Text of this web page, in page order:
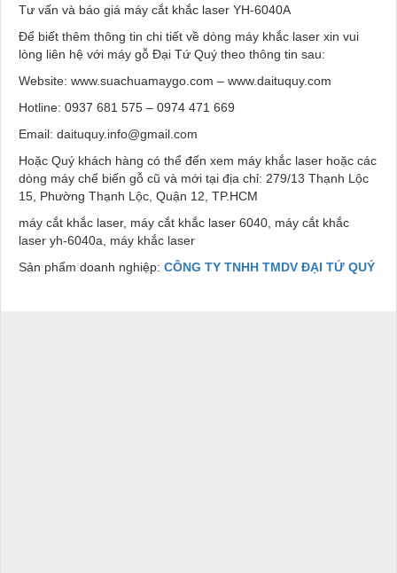
Tư vấn và báo giá máy cắt khắc laser YH-6040A
Để biết thêm thông tin chi tiết về dòng máy khắc laser xin vui
lòng liên hệ với máy gỗ Đại Tứ Quý theo thông tin sau:
Website: www.suachuamaygo.com – www.daituquy.com
Hotline: 0937 681 575 – 0974 471 669
Email: daituquy.info@gmail.com
Hoặc Quý khách hàng có thể đến xem máy khắc laser hoặc các
dòng máy chế biến gỗ cũ và mới tại địa chỉ: 279/13 Thạnh Lộc
15, Phường Thạnh Lộc, Quận 12, TP.HCM
máy cắt khắc laser, máy cắt khắc laser 6040, máy cắt khắc
laser yh-6040a, máy khắc laser
Sản phẩm doanh nghiệp: CÔNG TY TNHH TMDV ĐẠI TỨ QUÝ